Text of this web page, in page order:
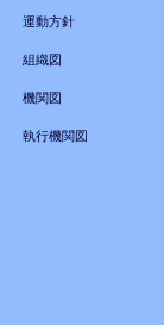
運動方針
組織図
機関図
執行機関図